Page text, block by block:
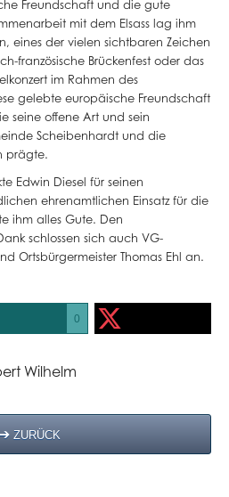
Freundschaft und die gute
mit dem Elsass lag ihm
eines der vielen sichtbaren Zeichen
französische Brückenfest oder das
im Rahmen des
gelebte europäische Freundschaft
seine offene Art und sein
Scheibenhardt und die
prägte.
Edwin Diesel für seinen
ehrenamtlichen Einsatz für die
ihm alles Gute. Den
schlossen sich auch VG-
Ortsbürgermeister Thomas Ehl an.
0
Wilhelm
ZURÜCK